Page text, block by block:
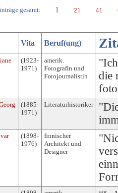
gesamt: 1 21 41
Vita Beruf(ung)
(1923-
1971)
amerik.
Fotografin und
Fotojournalistin
die
(1885-
1971)
Literaturhistoriker
(1898-
1976)
finnischer
Architekt und
Designer